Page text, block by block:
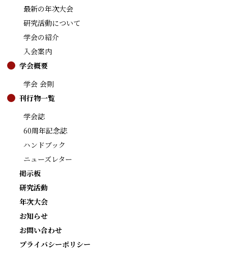
最新の年次大会
研究活動について
学会の紹介
入会案内
学会概要
学会 会則
刊行物一覧
学会誌
60周年記念誌
ハンドブック
ニューズレター
掲示板
研究活動
年次大会
お知らせ
お問い合わせ
プライバシーポリシー